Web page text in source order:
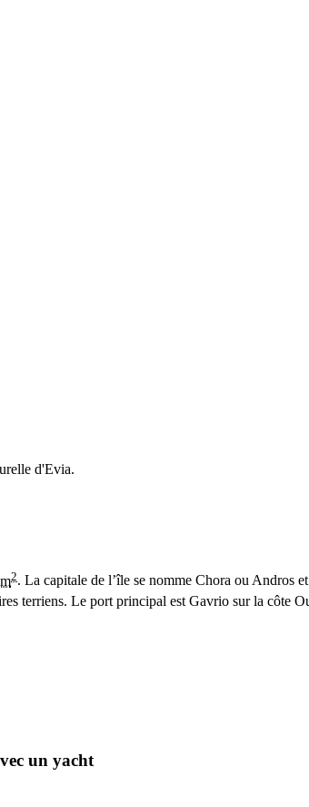
d'Evia.
2. La capitale de l’île se nomme Chora ou Andros
terriens. Le port principal est Gavrio sur la côte
un yacht